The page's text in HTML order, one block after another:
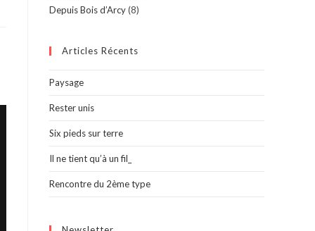
Depuis Bois d’Arcy(8)
Articles Récents
Paysage
Rester unis
Six pieds sur terre
Il ne tient qu’à un fil_
Rencontre du 2ème type